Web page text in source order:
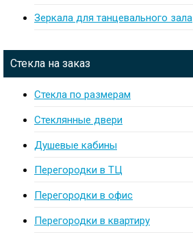
Зеркала для танцевального зала
Стекла на заказ
Стекла по размерам
Стеклянные двери
Душевые кабины
Перегородки в ТЦ
Перегородки в офис
Перегородки в квартиру